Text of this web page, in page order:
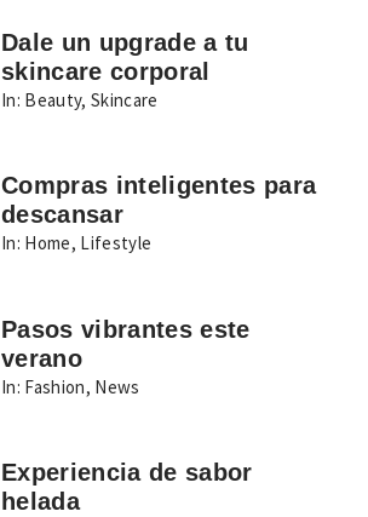
Dale un upgrade a tu
skincare corporal
In: Beauty,Skincare
Compras inteligentes para
descansar
In: Home, Lifestyle
Pasos vibrantes este
verano
In: Fashion, News
Experiencia de sabor
helada